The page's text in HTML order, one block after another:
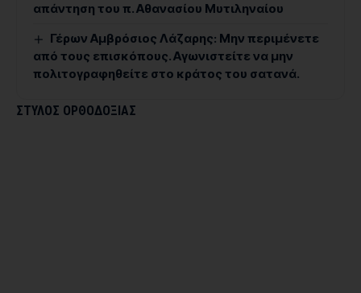
απάντηση του π. Αθανασίου Μυτιληναίου
Γέρων Αμβρόσιος Λάζαρης: Μην περιμένετε
από τους επισκόπους. Αγωνιστείτε να μην
πολιτογραφηθείτε στο κράτος του σατανά.
ΣΤΥΛΟΣ ΟΡΘΟΔΟΞΙΑΣ